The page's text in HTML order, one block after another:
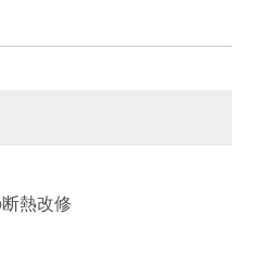
熱改修